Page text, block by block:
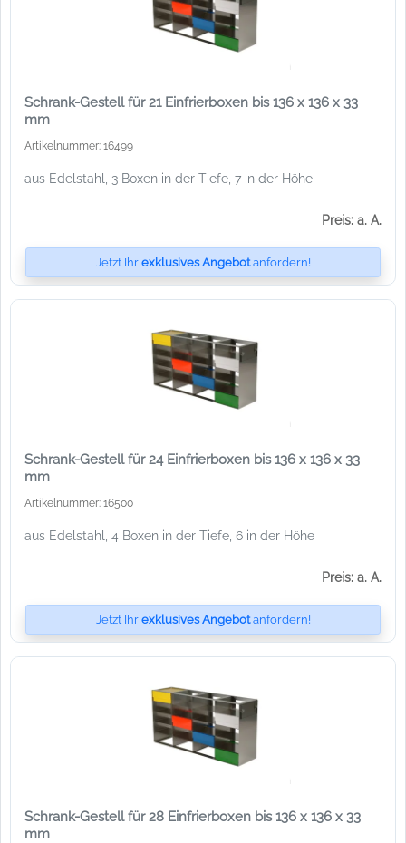
Schrank-Gestell für 21 Einfrierboxen bis 136 x 136 x 33
mm
Artikelnummer: 16499
aus Edelstahl, 3 Boxen in der Tiefe, 7 in der Höhe
Preis: a. A.
Jetzt Ihr exklusives Angebotanfordern!
Schrank-Gestell für 24 Einfrierboxen bis 136 x 136 x 33
mm
Artikelnummer: 16500
aus Edelstahl, 4 Boxen in der Tiefe, 6 in der Höhe
Preis: a. A.
Jetzt Ihr exklusives Angebotanfordern!
Schrank-Gestell für 28 Einfrierboxen bis 136 x 136 x 33
mm